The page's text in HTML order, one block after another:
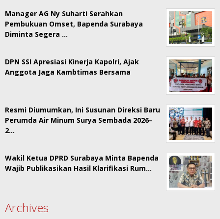
Manager AG Ny Suharti Serahkan
Pembukuan Omset, Bapenda Surabaya
Diminta Segera …
DPN SSI Apresiasi Kinerja Kapolri, Ajak
Anggota Jaga Kambtimas Bersama
Resmi Diumumkan, Ini Susunan Direksi Baru
Perumda Air Minum Surya Sembada 2026–
2…
Wakil Ketua DPRD Surabaya Minta Bapenda
Wajib Publikasikan Hasil Klarifikasi Rum…
Archives